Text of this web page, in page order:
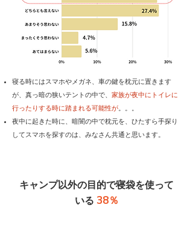
​寝る時にはスマホやメガネ、車の鍵を枕元に置きます
が、真っ暗の狭いテントの中で、 家族が夜中にトイレに
行ったりする時に踏まれる可能性が
夜中に起きた時に、暗闇の中で枕元を、ひたすら手探り
してスマホを探すのは、みなさん共通と思います。
キャンプ以外の目的で寝袋を使って
いる 38％